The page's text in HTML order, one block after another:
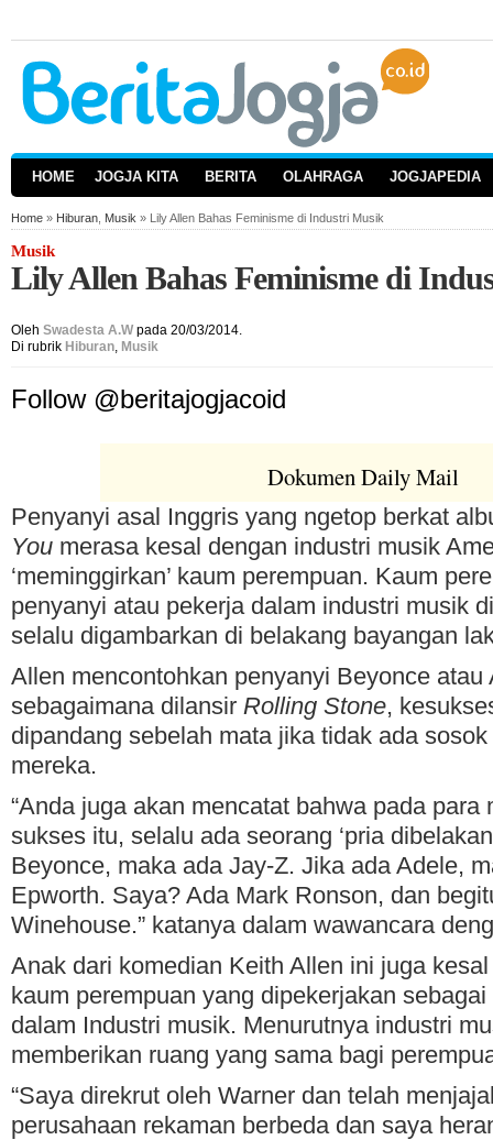
HOME JOGJA KITA BERITA OLAHRAGA JOGJAPEDIA
Home » Hiburan Musik » Lily Allen Bahas Feminisme di Industri Musik
Musik
Lily Allen Bahas Feminisme di
Oleh Swadesta A.W pada 20/03/2014.
Di rubrik Hiburan, Musik
Follow @beritajogjacoid
Dokumen Daily Mail
Penyanyi asal Inggris yang ngetop berkat
You merasa kesal dengan industri musik
‘meminggirkan’ kaum perempuan. Kaum
penyanyi atau pekerja dalam industri musik
selalu digambarkan di belakang bayangan
Allen mencontohkan penyanyi Beyonce atau
sebagaimana dilansir Rolling Stone,
dipandang sebelah mata jika tidak ada
mereka.
“Anda juga akan mencatat bahwa pada para
sukses itu, selalu ada seorang ‘pria
Beyonce, maka ada Jay-Z. Jika ada Adele,
Epworth. Saya? Ada Mark Ronson, dan
Winehouse.” katanya dalam wawancara
Anak dari komedian Keith Allen ini juga
kaum perempuan yang dipekerjakan
dalam Industri musik. Menurutnya industri
memberikan ruang yang sama bagi
“Saya direkrut oleh Warner dan telah
perusahaan rekaman berbeda dan saya